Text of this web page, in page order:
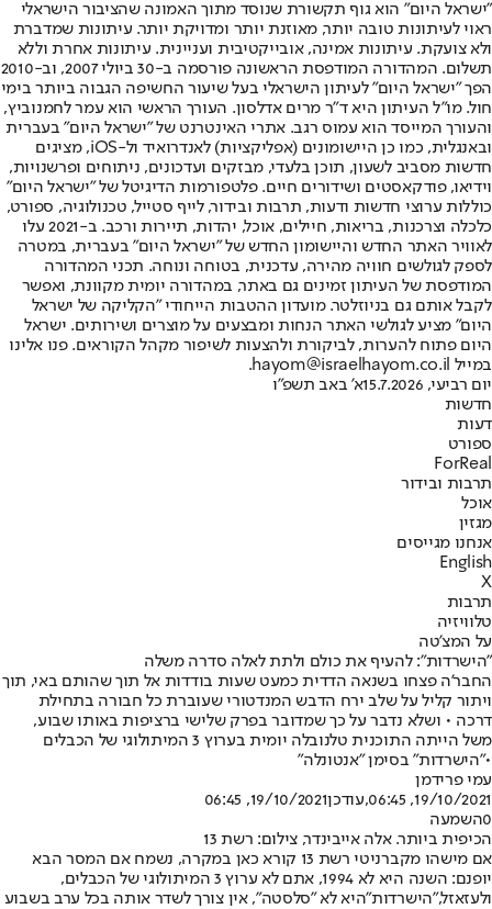
"ישראל היום" הוא גוף תקשורת שנוסד מתוך האמונה שהציבור הישראלי
ראוי לעיתונות טובה יותר, מאוזנת יותר ומדויקת יותר. עיתונות שמדברת
ולא צועקת. עיתונות אמינה, אובייקטיבית ועניינית. עיתונות אחרת וללא
תשלום. המהדורה המודפסת הראשונה פורסמה ב-30 ביולי 2007, וב-2010
הפך "ישראל היום" לעיתון הישראלי בעל שיעור החשיפה הגבוה ביותר בימי
חול. מו"ל העיתון היא ד"ר מרים אדלסון. העורך הראשי הוא עמר לחמנוביץ,
והעורך המייסד הוא עמוס רגב. אתרי האינטרנט של "ישראל היום" בעברית
ובאנגלית, כמו כן היישומונים (אפליקציות) לאנדרואיד ול-iOS, מציגים
חדשות מסביב לשעון, תוכן בלעדי, מבזקים ועדכונים, ניתוחים ופרשנויות,
וידיאו, פודקאסטים ושידורים חיים. פלטפורמות הדיגיטל של "ישראל היום"
כוללות ערוצי חדשות ודעות, תרבות ובידור, לייף סטייל, טכנולוגיה, ספורט,
כלכלה וצרכנות, בריאות, חיילים, אוכל, יהדות, תיירות ורכב. ב-2021 עלו
לאוויר האתר החדש והיישומון החדש של "ישראל היום" בעברית, במטרה
לספק לגולשים חוויה מהירה, עדכנית, בטוחה ונוחה. תכני המהדורה
המודפסת של העיתון זמינים גם באתר, במהדורה יומית מקוונת, ואפשר
לקבל אותם גם בניוזלטר. מועדון ההטבות הייחודי "הקליקה של ישראל
היום" מציע לגולשי האתר הנחות ומבצעים על מוצרים ושירותים. ישראל
היום פתוח להערות, לביקורת ולהצעות לשיפור מקהל הקוראים. פנו אלינו
במייל hayom@israelhayom.co.il.
יום רביעי, 15.7.2026
א' באב תשפ"ו
חדשות
דעות
ספורט
ForReal
תרבות ובידור
אוכל
מגזין
אנחנו מגייסים
English
X
תרבות
טלוויזיה
על המצ'טה
"הישרדות": להעיף את כולם ולתת לאלה סדרה משלה
החבר'ה פצחו בשנאה הדדית כמעט שעות בודדות אל תוך שהותם באי, תוך
ויתור קליל על שלב ירח הדבש המנדטורי שעוברת כל חבורה בתחילת
דרכה • ושלא נדבר על כך שמדובר בפרק שלישי ברציפות באותו שבוע,
משל הייתה התוכנית טלנובלה יומית בערוץ 3 המיתולוגי של הכבלים
•"הישרדות" בסימן "אנטונלה"
עמי פרידמן
19/10/2021, 06:45
,עודכן19/10/2021, 06:45
0השמעה
הכיפית ביותר. אלה אייבינדר, צילום: רשת 13
אם מישהו מקברניטי רשת 13 קורא כאן במקרה, נשמח אם המסר הבא
יופנם: השנה היא לא 1994, אתם לא ערוץ 3 המיתולוגי של הכבלים,
ולעזאזל,"הישרדות"היא לא "סלסטה", אין צורך לשדר אותה בכל ערב בשבוע